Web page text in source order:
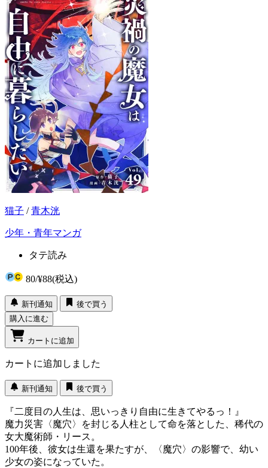
猫子 /青木洸
少年・青年マンガ
タテ読み
80/¥88(税込)
新刊通知
後で買う
購入に進む
カートに追加
カートに追加しました
新刊通知 後で買う
『二度目の人生は、思いっきり自由に生きてやるっ！』
魔力災害〈魔穴〉を封じる人柱として命を落とした、稀代の
女大魔術師・リース。
100年後、彼女は生還を果たすが、〈魔穴〉の影響で、幼い
少女の姿になっていた。